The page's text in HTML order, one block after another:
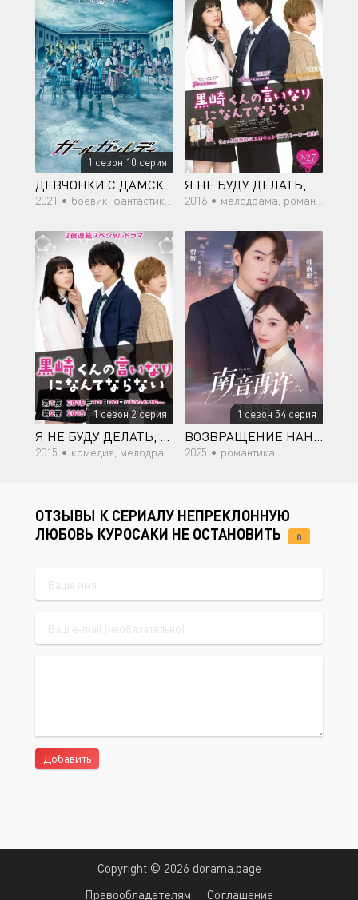
1 сезон 10 серия
ДЕВЧОНКИ С ДАМСКИМИ ПУШКАМИ
2021 • боевик, фантастика, супер сила, драма
Я НЕ БУДУ ДЕЛАТЬ, КАК ГОВОРИТ КУРОСАКИ-КУН
2016 • мелодрама, романтика, молодость
1 сезон 2 серия
Я НЕ БУДУ ДЕЛАТЬ, КАК ГОВОРИТ КУРОСАКИ-КУН
2015 • комедия, мелодрама, романтика, молодость
1 сезон 54 серия
ВОЗВРАЩЕНИЕ НАНЬИНЬ
2025 • романтика
ОТЗЫВЫ К СЕРИАЛУ НЕПРЕКЛОННУЮ
ЛЮБОВЬ КУРОСАКИ НЕ ОСТАНОВИТЬ
0
Добавить
Copyright © 2026 dorama.page
Правообладателям
Соглашение